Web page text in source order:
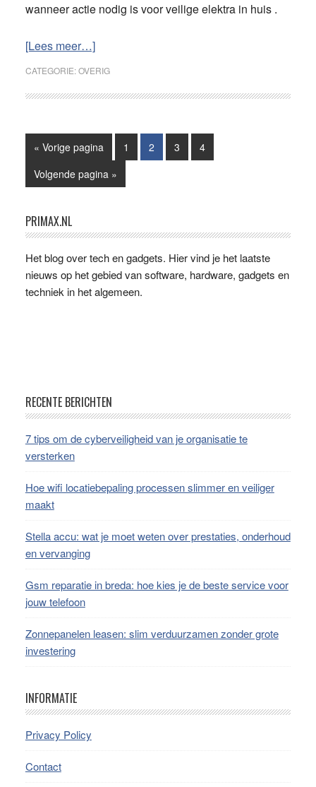
wanneer actie nodig is voor veilige elektra in huis .
[Lees meer…]overTips
elektra
huis
CATEGORIE:OVERIG
« Ga
Vorige pagina Pagina
1 Pagina
2 Pagina
3 Pagina
4
Ga
naar
Volgende pagina »
Primaire
Sidebar
PRIMAX.NL
Het blog over tech en gadgets. Hier vind je het laatste
nieuws op het gebied van software, hardware, gadgets en
techniek in het algemeen.
Footer
RECENTE BERICHTEN
7 tips om de cyberveiligheid van je organisatie te
versterken
Hoe wifi locatiebepaling processen slimmer en veiliger
maakt
Stella accu: wat je moet weten over prestaties, onderhoud
en vervanging
Gsm reparatie in breda: hoe kies je de beste service voor
jouw telefoon
Zonnepanelen leasen: slim verduurzamen zonder grote
investering
INFORMATIE
Privacy Policy
Contact